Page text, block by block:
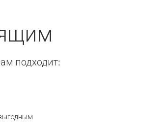
подходит: